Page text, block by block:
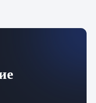
собой значения
ударная
при
600 градусов по